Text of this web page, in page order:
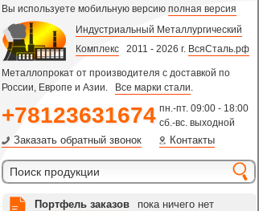
Вы используете мобильную версию полная версия
Индустриальный Металлургический
Комплекс 2011 - 2026 г. ВсяСталь.рф
Металлопрокат от производителя с доставкой по
России, Европе и Азии.
Все марки стали.
+78123631674 пн.-пт. 09:00 - 18:00
сб.-вс. выходной
Заказать обратный звонок Контакты
Портфель заказов пока ничего нет